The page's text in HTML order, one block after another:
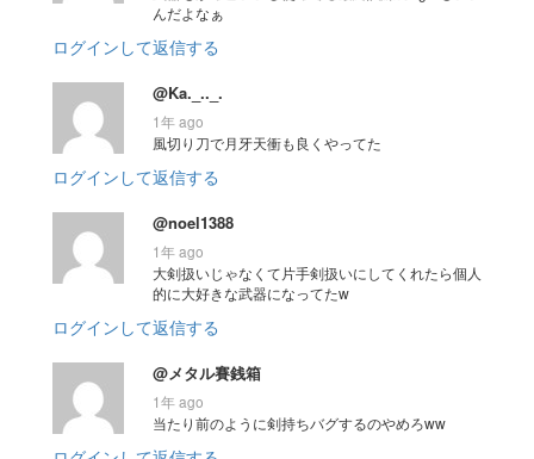
んだよなぁ
ログインして返信する
@Ka._.._.
1年 ago
風切り刀で月牙天衝も良くやってた
ログインして返信する
@noel1388
1年 ago
大剣扱いじゃなくて片手剣扱いにしてくれたら個人
的に大好きな武器になってたw
ログインして返信する
@メタル賽銭箱
1年 ago
当たり前のように剣持ちバグするのやめろww